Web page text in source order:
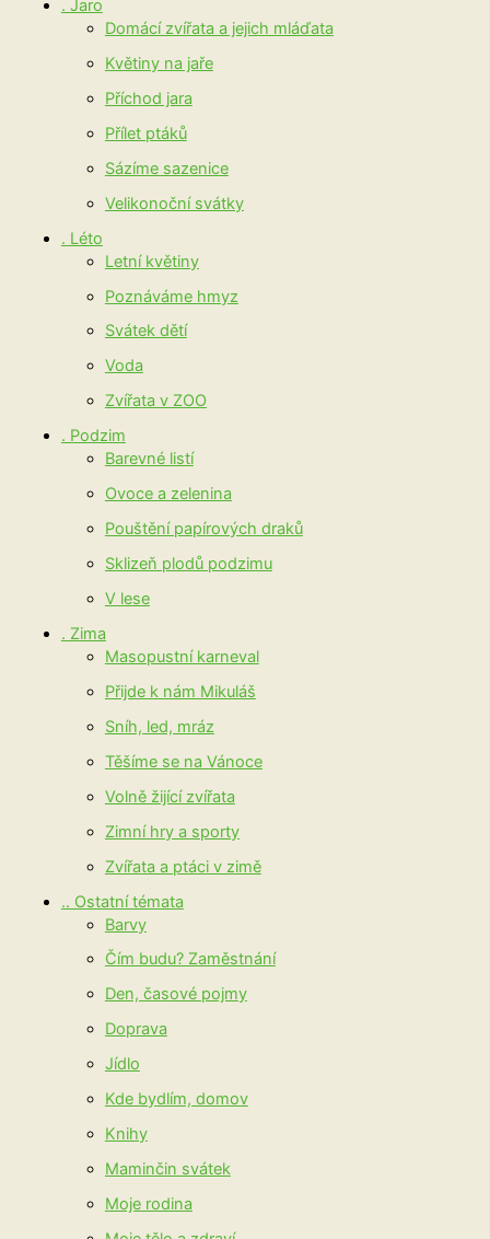
. Jaro
Domácí zvířata a jejich mláďata
Květiny na jaře
Příchod jara
Přílet ptáků
Sázíme sazenice
Velikonoční svátky
. Léto
Letní květiny
Poznáváme hmyz
Svátek dětí
Voda
Zvířata v ZOO
. Podzim
Barevné listí
Ovoce a zelenina
Pouštění papírových draků
Sklizeň plodů podzimu
V lese
. Zima
Masopustní karneval
Přijde k nám Mikuláš
Sníh, led, mráz
Těšíme se na Vánoce
Volně žijící zvířata
Zimní hry a sporty
Zvířata a ptáci v zimě
.. Ostatní témata
Barvy
Čím budu? Zaměstnání
Den, časové pojmy
Doprava
Jídlo
Kde bydlím, domov
Knihy
Maminčin svátek
Moje rodina